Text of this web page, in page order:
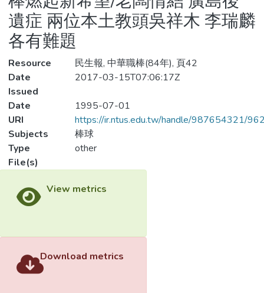
遺症 兩位本土教頭吳祥木 李瑞麟
各有難題
Resource
民生報, 中華職棒(84年), 頁42
Date
Issued
2017-03-15T07:06:17Z
Date
1995-07-01
URI
https://ir.ntus.edu.tw/handle/987654321/
Subjects
棒球
Type
other
File(s)